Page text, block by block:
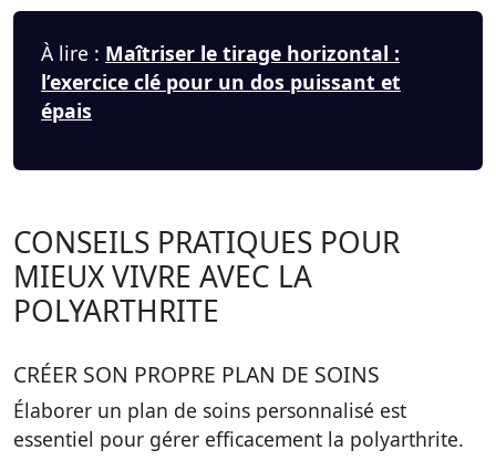
À lire : Maîtriser le tirage horizontal :
l’exercice clé pour un dos puissant et
épais
CONSEILS PRATIQUES POUR
MIEUX VIVRE AVEC LA
POLYARTHRITE
CRÉER SON PROPRE PLAN DE SOINS
Élaborer un plan de soins personnalisé est
essentiel pour gérer efficacement la polyarthrite.